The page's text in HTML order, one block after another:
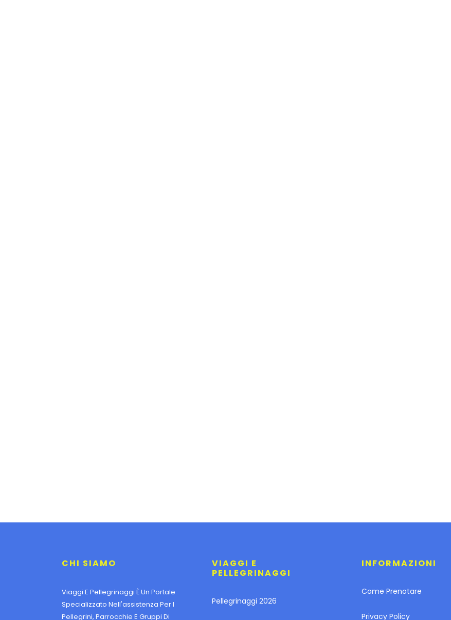
CHI SIAMO
Viaggi E Pellegrinaggi È Un Portale
Specializzato Nell'assistenza Per I
Pellegrini, Parrocchie E Gruppi Di
VIAGGI E
PELLEGRINAGGI
Pellegrinaggi 2026
INFORMAZIONI
Come Prenotare
Privacy Policy